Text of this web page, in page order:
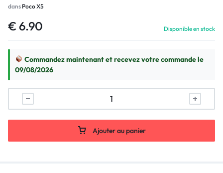
dans Poco X5
€ 6.90 Disponible en stock
Commandez maintenant et recevez votre commande le
09/08/2026
Ajouter au panier